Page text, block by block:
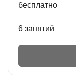
бесплатно
6 занятий